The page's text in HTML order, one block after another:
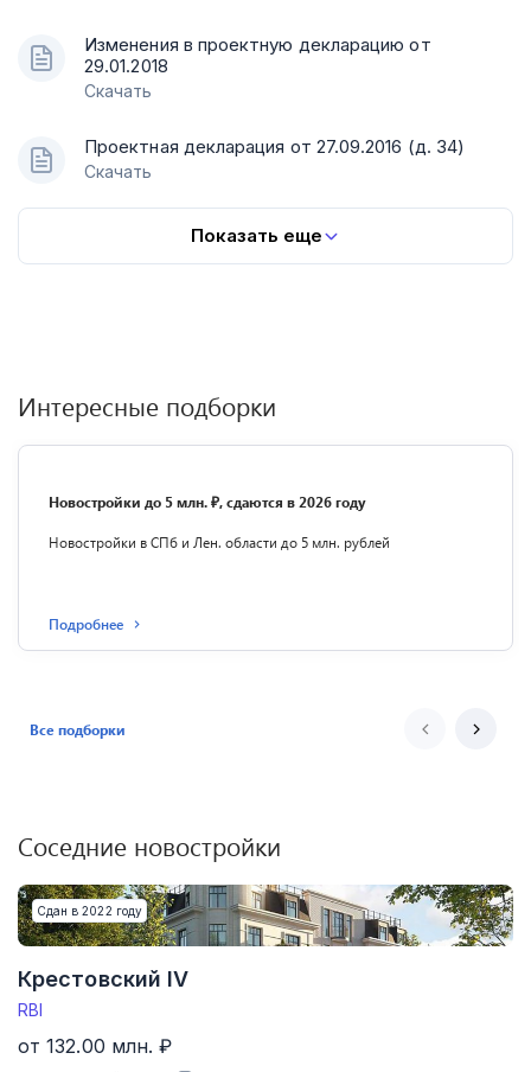
Изменения в проектную декларацию от
29.01.2018
Скачать
Проектная декларация от 27.09.2016 (д. 34)
Скачать
Показать еще
Интересные подборки
Новостройки до 5 млн. ₽, сдаются в 2026 году
Новостройки в СПб и Лен. области до 5 млн. рублей
Подробнее
Все подборки
Соседние новостройки
Сдан в 2022 году
Крестовский IV
RBI
от 132.00 млн. ₽